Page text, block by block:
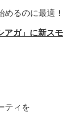
るのに最適！
アガ」に新スモ
ティを